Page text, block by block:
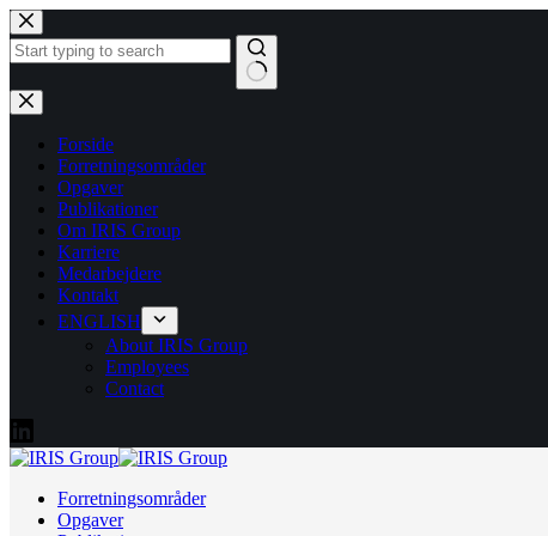
Fortsæt
til
indhold
Ingen
resultater
Forside
Forretningsområder
Opgaver
Publikationer
Om IRIS Group
Karriere
Medarbejdere
Kontakt
ENGLISH
About IRIS Group
Employees
Contact
Forretningsområder
Opgaver